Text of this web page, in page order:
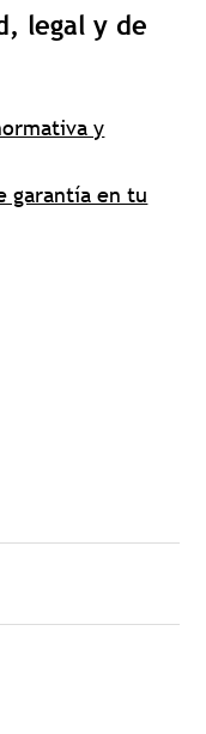
legal y de
y
garantía en tu